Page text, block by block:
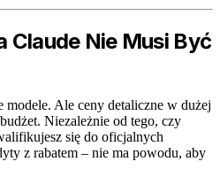
Claude Nie Musi Być
Ale ceny detaliczne w dużej
Niezależnie od tego, czy
się do oficjalnych
z rabatem – nie ma powodu, aby